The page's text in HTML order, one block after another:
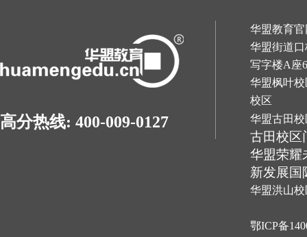
高分热线: 400-009-0127
华盟教育官
华盟街道
写字楼A座
华盟枫叶
校区
华盟古田
古田校区
华盟荣耀
新发展国
华盟洪山
鄂ICP备